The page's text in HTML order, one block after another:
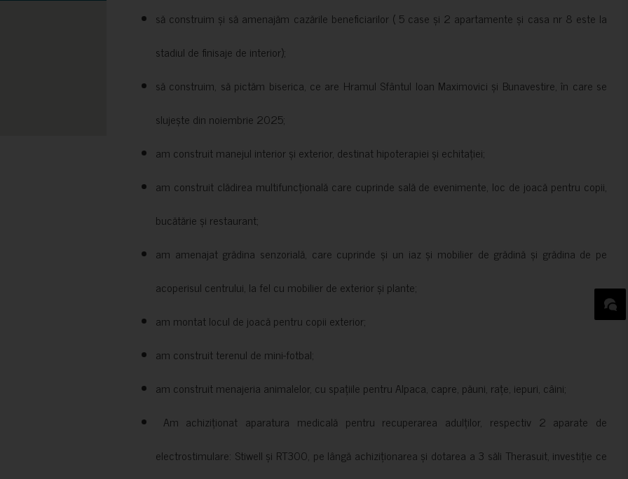
să construim și să amenajăm cazările beneficiarilor ( 5 case și 2 apartamente și casa nr 8 este la
stadiul de finisaje de interior);
să construim, să pictăm biserica, ce are Hramul Sfântul Ioan Maximovici și Bunavestire, în care se
slujește din noiembrie 2025;
am construit manejul interior și exterior, destinat hipoterapiei și echitației;
am construit clădirea multifuncțională care cuprinde sală de evenimente, loc de joacă pentru copii,
bucătărie și restaurant;
am amenajat grădina senzorială, care cuprinde și un iaz și mobilier de grădină și grădina de pe
acoperisul centrului, la fel cu mobilier de exterior și plante;
am montat locul de joacă pentru copii exterior;
am construit terenul de mini-fotbal;
am construit menajeria animalelor, cu spațiile pentru Alpaca, capre, păuni, rațe, iepuri, câini;
Am achiziționat aparatura medicală pentru recuperarea adulților, respectiv 2 aparate de
electrostimulare: Stiwell și RT300, pe lângă achiziționarea și dotarea a 3 săli Therasuit, investiție ce